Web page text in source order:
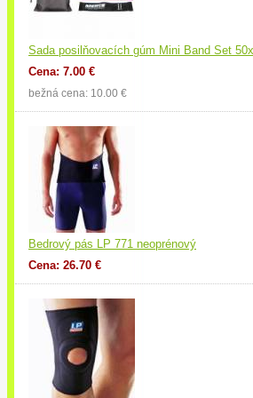
Sada posilňovacích gúm Mini Band Set
Cena: 7.00 €
bežná cena: 10.00 €
Bedrový pás LP 771 neoprénový
Cena: 26.70 €